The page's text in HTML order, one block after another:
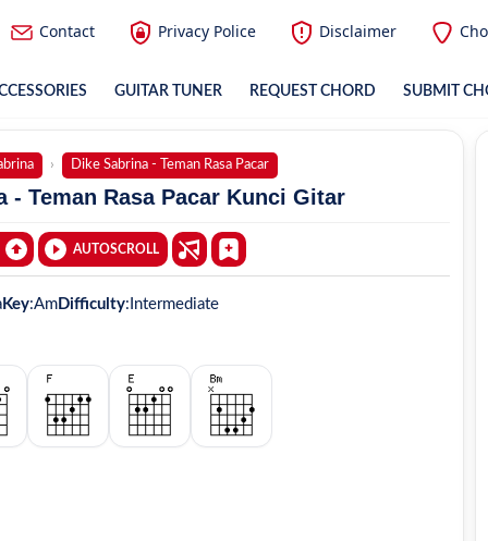
Contact Privacy Police Disclaimer
GUITAR TUNER REQUEST CHORD SUBMIT
Dike Sabrina - Teman Rasa Pacar
- Teman Rasa Pacar Kunci Gitar
AUTOSCROLL
Key:Am Difficulty: Intermediate